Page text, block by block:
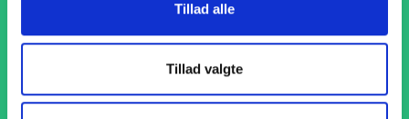
Tillad alle
Tillad valgte
1-4 dages levering